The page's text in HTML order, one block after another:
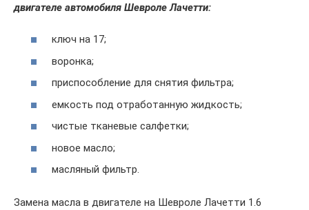
двигателе автомобиля Шевроле Лачетти:
ключ на 17;
воронка;
приспособление для снятия фильтра;
емкость под отработанную жидкость;
чистые тканевые салфетки;
новое масло;
масляный фильтр.
Замена масла в двигателе на Шевроле Лачетти 1.6